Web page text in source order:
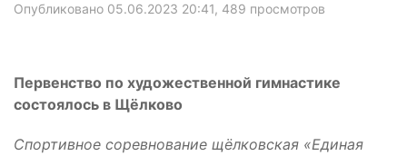
Опубликовано 05.06.2023 20:41, 489 просмотров
Первенство по художественной гимнастике
состоялось в Щёлково
Спортивное соревнование щёлковская «Единая